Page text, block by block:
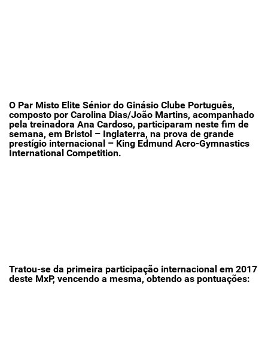
O Par Misto Elite Sénior do Ginásio Clube Português,
composto por Carolina Dias/João Martins, acompanhado
pela treinadora Ana Cardoso, participaram neste fim de
semana, em Bristol – Inglaterra, na prova de grande
prestígio internacional – King Edmund Acro-Gymnastics
International Competition.
Tratou-se da primeira participação internacional em 2017
deste MxP, vencendo a mesma, obtendo as pontuações: